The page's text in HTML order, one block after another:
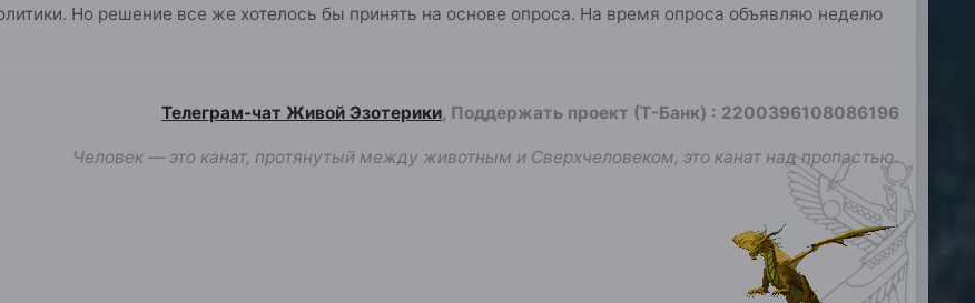
Но решение все же хотелось бы принять на основе опроса. На время опроса объявляю неделю
Телеграм-чат Живой Эзотерики, Поддержать проект (Т-Банк) : 2200396108086196
Человек — это канат, протянутый между животным и Сверхчеловеком, это канат над пропастью.